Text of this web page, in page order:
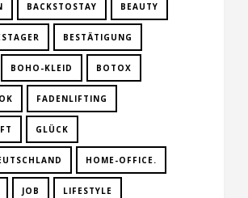
BACKSTOSTAY BEAUTY
BESTÄTIGUNG
BOHO-KLEID BOTOX
FADENLIFTING
GLÜCK
HOME-OFFICE.
JOB LIFESTYLE